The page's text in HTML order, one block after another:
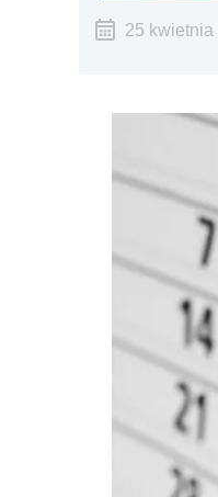
25 kwietnia